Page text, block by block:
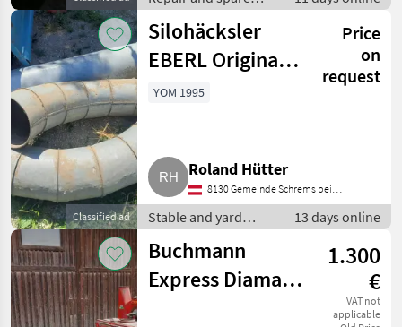
parts / Other repair
and spare parts
Classified ad
Silohäcksler
EBERL Original
2.500
Price
on
request
YOM 1995
Roland Hütter
8130 Gemeinde Schrems bei
Frohnleiten
Stable and yard
equipment / Hay
equipment
13 days online
Buchmann
Express Diamant
1.300
€
VAT not
applicable